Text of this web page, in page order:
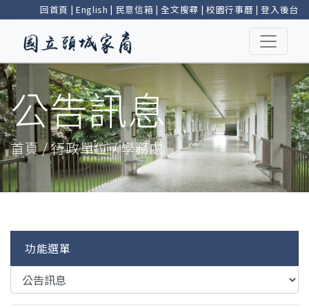
回首頁 | English | 民意信箱 |全文搜尋 | 校園行事曆 |登入後台
公告訊息
首頁 / 行政單位 / 學務處
功能選單